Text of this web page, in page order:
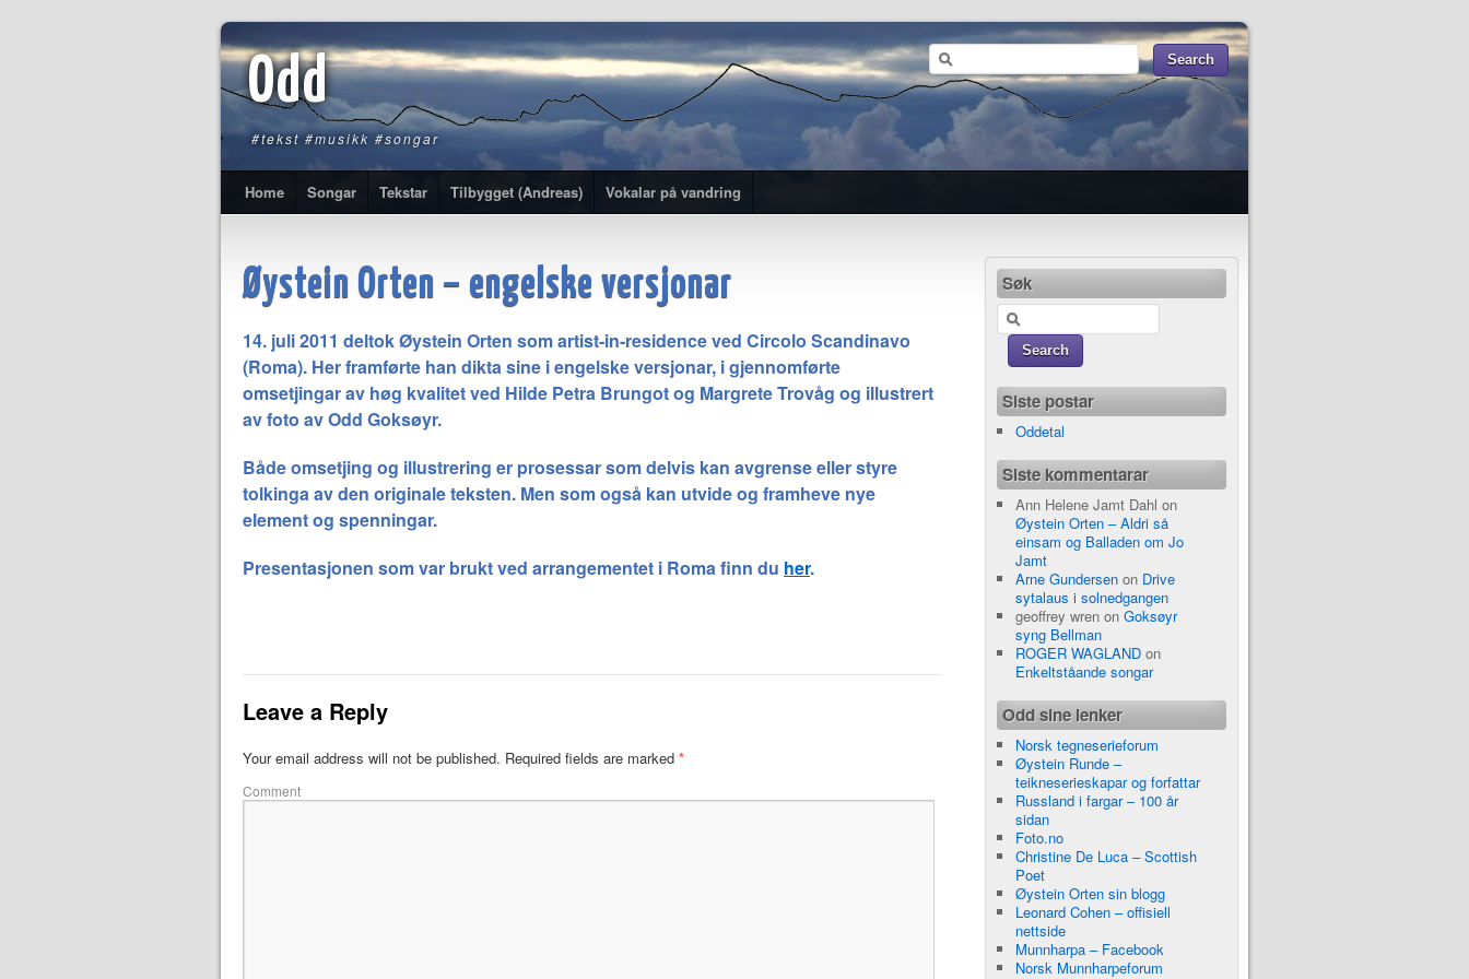
Odd
#tekst #musikk #songar
Home Songar Tekstar Tilbygget (Andreas) Vokalar på vandring
Øystein Orten – engelske versjonar
14. juli 2011 deltok Øystein Orten som artist-in-residence ved Circolo Scandinavo
(Roma). Her framførte han dikta sine i engelske versjonar, i gjennomførte
omsetjingar av høg kvalitet ved Hilde Petra Brungot og Margrete Trovåg og illustrert
av foto av Odd Goksøyr.
Både omsetjing og illustrering er prosessar som delvis kan avgrense eller styre
tolkinga av den originale teksten. Men som også kan utvide og framheve nye
element og spenningar.
Presentasjonen som var brukt ved arrangementet i Roma finn du her.
Leave a Reply
Your email address will not be published. Required fields are marked *
Comment
Søk
Siste postar
Oddetal
Siste kommentarar
Ann Helene Jamt Dahl on
Øystein Orten – Aldri så
einsam og Balladen om Jo
Jamt
Arne Gundersenon Drive
sytalaus i solnedgangen
geoffrey wrenon Goksøyr
syng Bellman
ROGER WAGLANDon
Enkeltståande songar
Odd sine lenker
Norsk tegneserieforum
Øystein Runde –
teikneserieskapar og forfattar
Russland i fargar – 100 år
sidan
Foto.no
Christine De Luca – Scottish
Poet
Øystein Orten sin blogg
Leonard Cohen – offisiell
nettside
Munnharpa – Facebook
Norsk Munnharpeforum